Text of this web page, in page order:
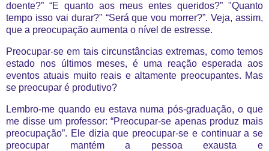
doente?” “E quanto aos meus entes queridos?” "Quanto
tempo isso vai durar?" “Será que vou morrer?”. Veja, assim,
que a preocupação aumenta o nível de estresse.
Preocupar-se em tais circunstâncias extremas, como temos
estado nos últimos meses, é uma reação esperada aos
eventos atuais muito reais e altamente preocupantes. Mas
se preocupar é produtivo?
Lembro-me quando eu estava numa pós-graduação, o que
me disse um professor: “Preocupar-se apenas produz mais
preocupação”. Ele dizia que preocupar-se e continuar a se
preocupar mantém a pessoa exausta e